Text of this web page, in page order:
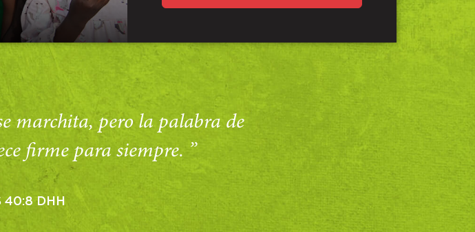
marchita, pero la palabra de
firme para siempre. ”
40:8 DHH